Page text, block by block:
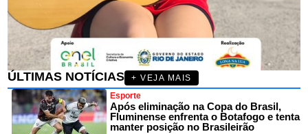
ÚLTIMAS NOTÍCIAS
+ VEJA MAIS
Esporte
Após eliminação na Copa do Brasil,
Fluminense enfrenta o Botafogo e tenta
manter posição no Brasileirão